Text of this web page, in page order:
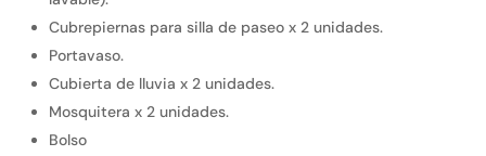
Cubrepiernas para silla de paseo x 2 unidades.
Portavaso.
Cubierta de lluvia x 2 unidades.
Mosquitera x 2 unidades.
Bolso